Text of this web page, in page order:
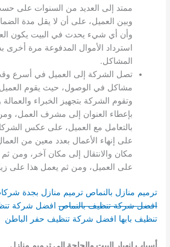
ممتد إلى العديد من السنوات على
وبين العميل، على أن لا يقل مدة
وأن أي شيء يحدث في البيت يكون
استرداد الأموال المدفوعة مرة
المشاكل.
تصل الشركة إلى العميل في أسرع
مشاكل في الوصول، حيث يقوم العميل
وتقوم الشركة بتجهيز الخبراء
بإعطاء العنوان إلى مشرف العمل،
بالتعامل مع العميل، على عكس
على إنهاء الأعمال بعدد معين من
مكان والانتقال إلى مكان آخر، ومن
على العميل، ومن ثم يعمل هذا على
ترميم منازل بالنماص ترميم منازل بجدة
افضل شركة تنظيف بالنماص افضل شركة
تنظيف بابها افضل شركة تنظيف حفر الباطن